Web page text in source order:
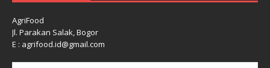
AgriFood
Jl. Parakan Salak, Bogor
E : agrifood.id@gmail.com